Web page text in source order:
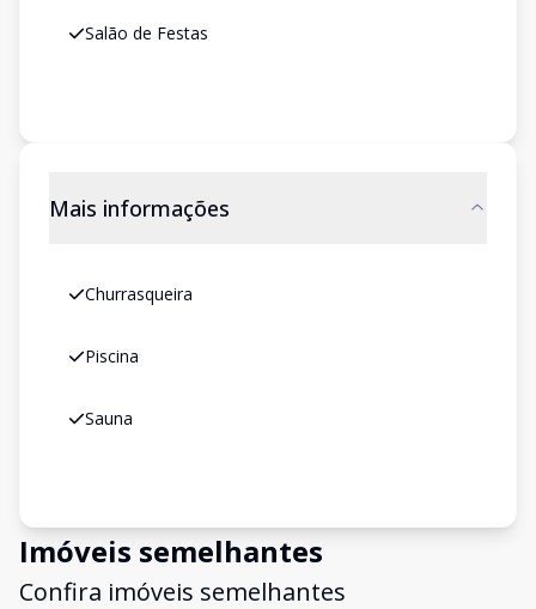
Salão de Festas
Mais informações
Churrasqueira
Piscina
Sauna
Imóveis semelhantes
Confira imóveis semelhantes